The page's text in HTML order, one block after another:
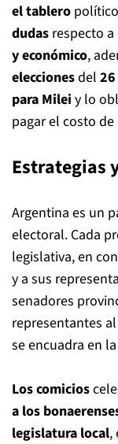
el tablero político
dudas respecto a
y económico,
eleccionesdel
para Milei y lo
pagar el costo
Estrategias
Argentina es un
electoral. Cada
legislativa, en
y a sus
senadores
representantes
se encuadra en
Los comicios
a los
legislatura local,